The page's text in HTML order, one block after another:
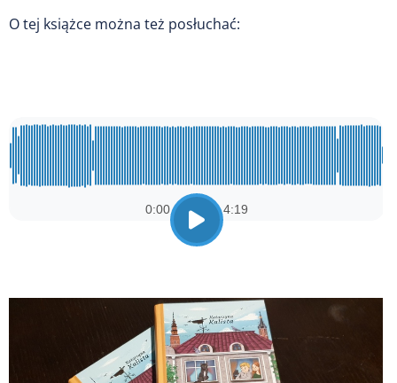
O tej książce można też posłuchać: